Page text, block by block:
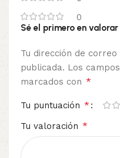
0
Sé el primero en valorar
Tu dirección de
publicada. Los
marcados con *
Tu puntuación *
Tu valoración *